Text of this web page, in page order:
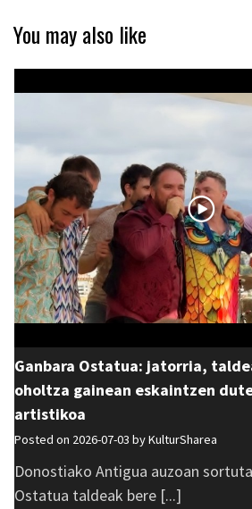
You may also like
Ganbara Ostatua: jatorria,
oholtza gainean eskaintzen
artistikoa
Posted on 2026-07-03 byKulturSharea
Donostiako Antigua auzoan
Ostatua taldeak bere [...]